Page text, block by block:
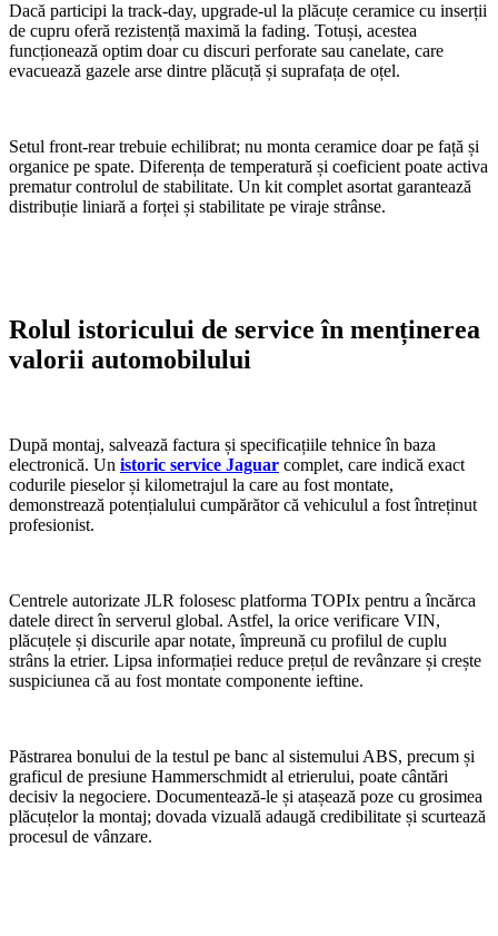
Dacă participi la track-day, upgrade-ul la plăcuțe ceramice cu inserții
de cupru oferă rezistență maximă la fading. Totuși, acestea
funcționează optim doar cu discuri perforate sau canelate, care
evacuează gazele arse dintre plăcuță și suprafața de oțel.
Setul front-rear trebuie echilibrat; nu monta ceramice doar pe față și
organice pe spate. Diferența de temperatură și coeficient poate activa
prematur controlul de stabilitate. Un kit complet asortat garantează
distribuție liniară a forței și stabilitate pe viraje strânse.
Rolul istoricului de service în menținerea
valorii automobilului
După montaj, salvează factura și specificațiile tehnice în baza
electronică. Un istoric service Jaguar complet, care indică exact
codurile pieselor și kilometrajul la care au fost montate,
demonstrează potențialului cumpărător că vehiculul a fost întreținut
profesionist.
Centrele autorizate JLR folosesc platforma TOPIx pentru a încărca
datele direct în serverul global. Astfel, la orice verificare VIN,
plăcuțele și discurile apar notate, împreună cu profilul de cuplu
strâns la etrier. Lipsa informației reduce prețul de revânzare și crește
suspiciunea că au fost montate componente ieftine.
Păstrarea bonului de la testul pe banc al sistemului ABS, precum și
graficul de presiune Hammerschmidt al etrierului, poate cântări
decisiv la negociere. Documentează-le și atașează poze cu grosimea
plăcuțelor la montaj; dovada vizuală adaugă credibilitate și scurtează
procesul de vânzare.